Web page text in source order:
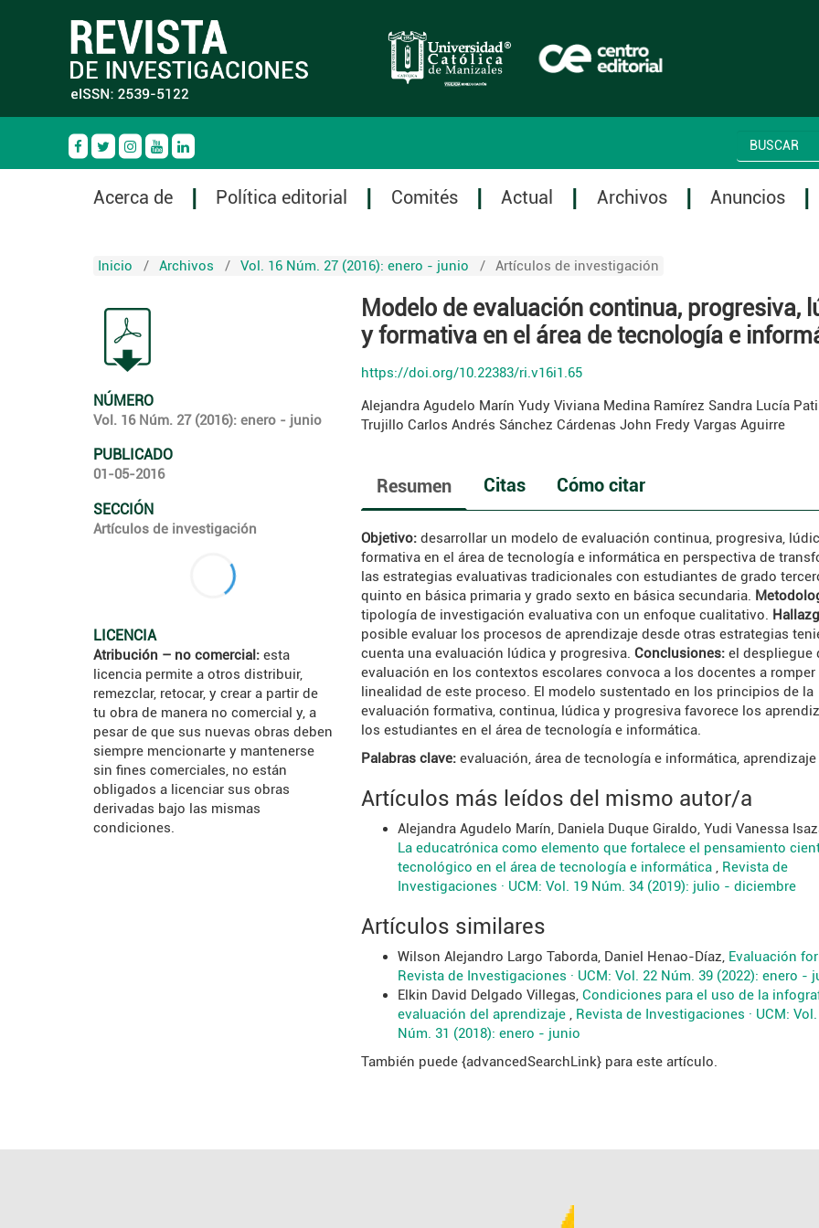
Acerca de Política editorial Comités Actual Archivos Anuncios
Inicio / Archivos / Vol. 16 Núm. 27 (2016): enero - junio / Artículos de investigación
NÚMERO
Vol. 16 Núm. 27 (2016): enero - junio
PUBLICADO
01-05-2016
SECCIÓN
Artículos de investigación
LICENCIA
Atribución – no comercial: esta
licencia permite a otros distribuir,
remezclar, retocar, y crear a partir de
tu obra de manera no comercial y, a
pesar de que sus nuevas obras deben
siempre mencionarte y mantenerse
sin fines comerciales, no están
obligados a licenciar sus obras
derivadas bajo las mismas
condiciones.
Modelo de evaluación continua, progresiva,
y formativa en el área de tecnología e
https://doi.org/10.22383/ri.v16i1.65
Alejandra Agudelo Marín Yudy Viviana Medina Ramírez Sandra Lucía
Trujillo Carlos Andrés Sánchez Cárdenas John Fredy Vargas Aguirre
Resumen Citas Cómo citar
Objetivo: desarrollar un modelo de evaluación continua, progresiva,
formativa en el área de tecnología e informática en perspectiva de
las estrategias evaluativas tradicionales con estudiantes de grado
quinto en básica primaria y grado sexto en básica secundaria.
tipología de investigación evaluativa con un enfoque cualitativo.
posible evaluar los procesos de aprendizaje desde otras estrategias
cuenta una evaluación lúdica y progresiva. Conclusiones:el despliegue
evaluación en los contextos escolares convoca a los docentes a romper
linealidad de este proceso. El modelo sustentado en los principios de la
evaluación formativa, continua, lúdica y progresiva favorece los
los estudiantes en el área de tecnología e informática.
Palabras clave: evaluación, área de tecnología e informática, aprendizaje
Artículos más leídos del mismo autor/a
Alejandra Agudelo Marín, Daniela Duque Giraldo, Yudi Vanessa
La educatrónica como elemento que fortalece el pensamiento
tecnológico en el área de tecnología e informática , Revista de
Investigaciones · UCM: Vol. 19 Núm. 34 (2019): julio - diciembre
Artículos similares
Wilson Alejandro Largo Taborda, Daniel Henao-Díaz, Evaluación
Revista de Investigaciones · UCM: Vol. 22 Núm. 39 (2022): enero -
Elkin David Delgado Villegas, Condiciones para el uso de la
evaluación del aprendizaje , Revista de Investigaciones · UCM: Vol.
Núm. 31 (2018): enero - junio
También puede {advancedSearchLink} para este artículo.